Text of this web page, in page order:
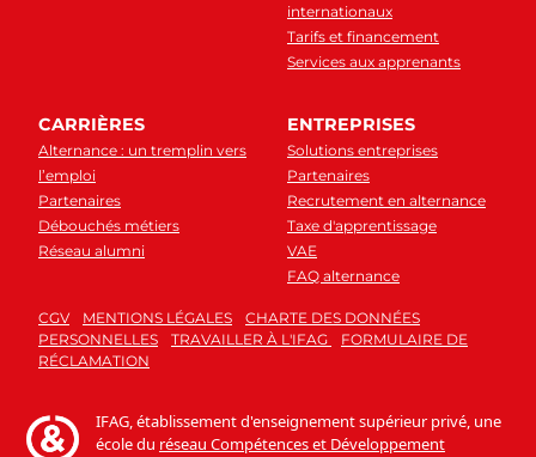
internationaux
Tarifs et financement
Services aux apprenants
CARRIÈRES
Alternance : un tremplin vers
l’emploi
Partenaires
Débouchés métiers
Réseau alumni
ENTREPRISES
Solutions entreprises
Partenaires
Recrutement en alternance
Taxe d'apprentissage
VAE
FAQ alternance
CGV MENTIONS LÉGALES
CHARTE DES DONNÉES
PERSONNELLES
TRAVAILLER À L'IFAG
FORMULAIRE DE
RÉCLAMATION